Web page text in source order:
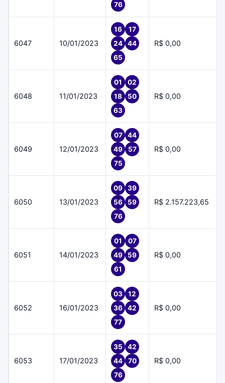
76
6047 10/01/2023
16
17
24
44
65
R$ 0,00
6048 11/01/2023
01
02
18
50
63
R$ 0,00
6049 12/01/2023
07
44
49
57
75
R$ 0,00
6050 13/01/2023
09
39
56
59
76
R$ 2.157.223,65
6051 14/01/2023
01
07
49
59
61
R$ 0,00
6052 16/01/2023
03
12
36
42
77
R$ 0,00
6053 17/01/2023
35
42
44
70
76
R$ 0,00